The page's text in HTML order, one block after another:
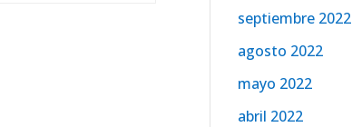
septiembre 2022
agosto 2022
mayo 2022
abril 2022